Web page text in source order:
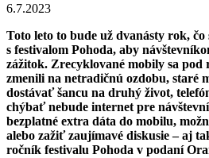
6.7.2023
Toto leto to bude už dvanásty rok, čo
s festivalom Pohoda, aby
zážitok. Zrecyklované mobily sa
zmenili na netradičnú ozdobu, staré
dostávať šancu na druhý život,
chýbať nebude internet pre
bezplatné extra dáta do mobilu,
alebo zažiť zaujímavé diskusie – aj
ročník festivalu Pohoda v podaní